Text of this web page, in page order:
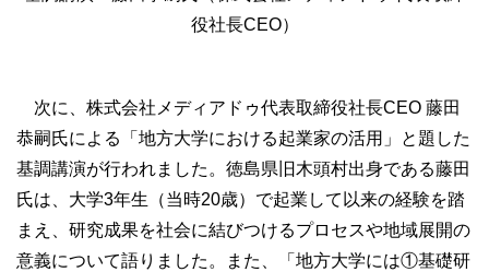
役社長CEO）
次に、株式会社メディアドゥ代表取締役社長CEO 藤田
恭嗣氏による「地方大学における起業家の活用」と題した
基調講演が行われました。徳島県旧木頭村出身である藤田
氏は、大学3年生（当時20歳）で起業して以来の経験を踏
まえ、研究成果を社会に結びつけるプロセスや地域展開の
意義について語りました。また、「地方大学には①基礎研